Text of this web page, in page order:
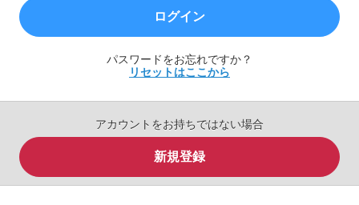
ログイン
パスワードをお忘れですか？
リセットはここから
アカウントをお持ちではない場合
新規登録